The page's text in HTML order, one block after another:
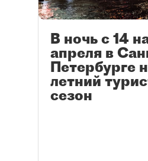
В ночь с 14
апреля в
Петербурге
летний
сезон